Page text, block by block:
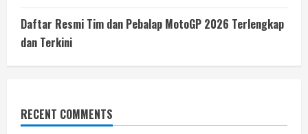
Daftar Resmi Tim dan Pebalap MotoGP 2026 Terlengkap
dan Terkini
RECENT COMMENTS